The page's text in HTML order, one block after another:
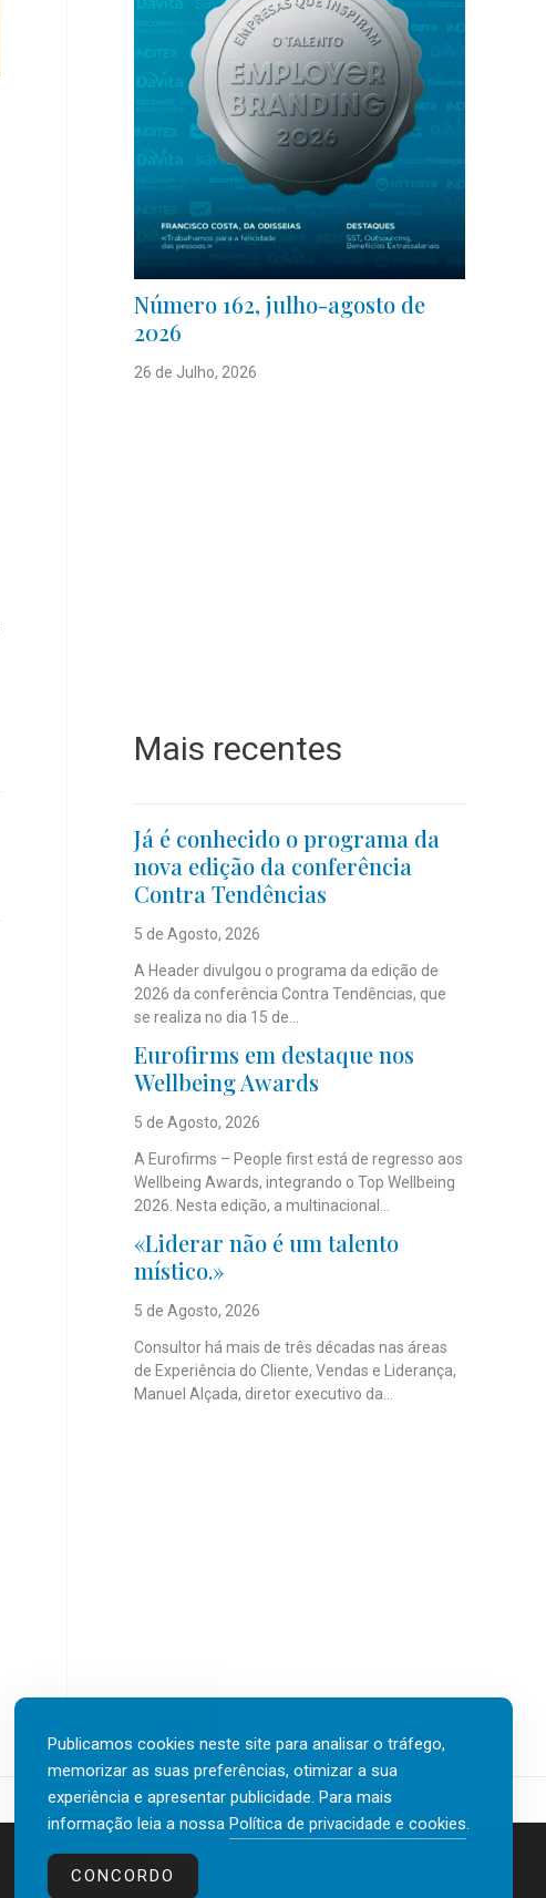
Número 162, julho-agosto de
2026
26 de Julho, 2026
Mais recentes
Já é conhecido o programa da
nova edição da conferência
Contra Tendências
5 de Agosto, 2026
A Header divulgou o programa da edição de
2026 da conferência Contra Tendências, que
se realiza no dia 15 de...
Eurofirms em destaque nos
Wellbeing Awards
5 de Agosto, 2026
A Eurofirms – People first está de regresso aos
Wellbeing Awards, integrando o Top Wellbeing
2026. Nesta edição, a multinacional...
«Liderar não é um talento
místico.»
5 de Agosto, 2026
Consultor há mais de três décadas nas áreas
de Experiência do Cliente, Vendas e Liderança,
Manuel Alçada, diretor executivo da...
Contactos
Publicamos cookies neste site para analisar o tráfego,
memorizar as suas preferências, otimizar a sua
experiência e apresentar publicidade. Para mais
informação leia a nossa Política de privacidade e cookies.
CONCORDO